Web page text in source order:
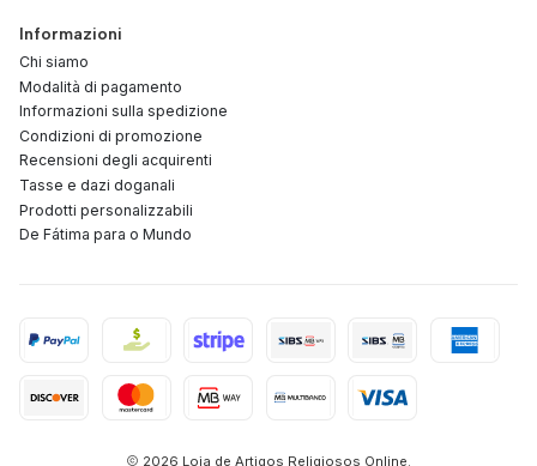
Informazioni
Chi siamo
Modalità di pagamento
Informazioni sulla spedizione
Condizioni di promozione
Recensioni degli acquirenti
Tasse e dazi doganali
Prodotti personalizzabili
De Fátima para o Mundo
2026 Loja de Artigos Religiosos Online.